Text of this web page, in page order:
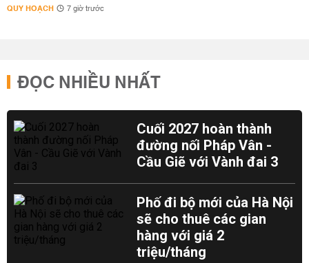
QUY HOẠCH 7 giờ trước
ĐỌC NHIỀU NHẤT
Cuối 2027 hoàn thành
đường nối Pháp Vân -
Cầu Giẽ với Vành đai 3
Phố đi bộ mới của Hà Nội
sẽ cho thuê các gian
hàng với giá 2
triệu/tháng